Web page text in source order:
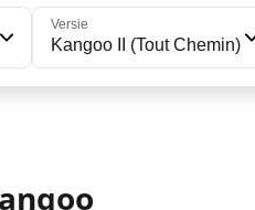
Versie
Kangoo II (Tout Chemin)